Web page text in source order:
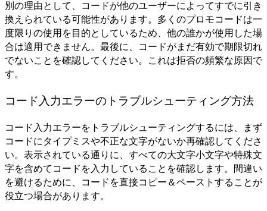
別の理由として、コードが他のユーザーによってすでに引き
換えられている可能性があります。多くのプロモコードは一
度限りの使用を目的としているため、他の誰かが使用した場
合は適用できません。最後に、コードがまだ有効で期限切れ
でないことを確認してください。これは拒否の頻繁な原因で
す。
コード入力エラーのトラブルシューティング方法
コード入力エラーをトラブルシューティングするには、まず
コードにタイプミスや不正な文字がないか再確認してくださ
い。表示されている通りに、すべての大文字小文字や特殊文
字を含めてコードを入力していることを確認します。間違い
を避けるために、コードを直接コピー＆ペーストすることが
役立つ場合があります。